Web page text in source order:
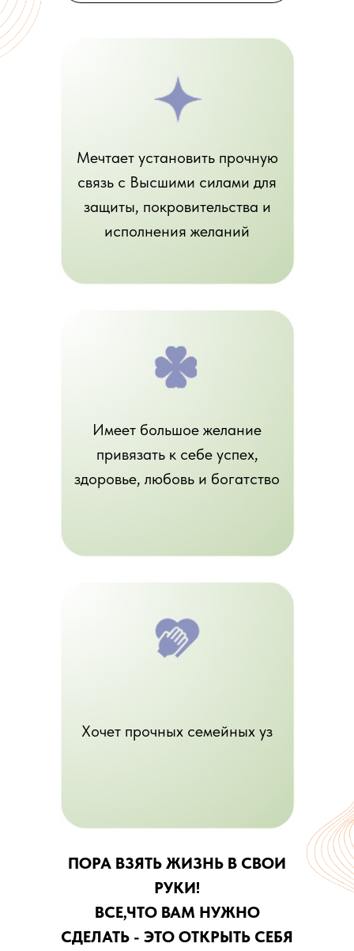
ПОРА ВЗЯТЬ ЖИЗНЬ В СВОИ
РУКИ!
ВСЕ,ЧТО ВАМ НУЖНО
СДЕЛАТЬ - ЭТО ОТКРЫТЬ СЕБЯ
Мечтает установить прочную
связь с Высшими силами для
защиты, покровительства и
исполнения желаний
Имеет большое желание
привязать к себе успех,
здоровье, любовь и богатство
Хочет прочных семейных уз